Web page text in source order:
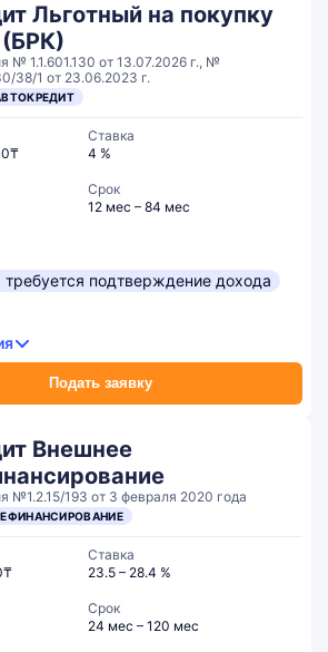
Льготный на покупку
(БРК)
№ 1.1.601.130 от 13.07.2026 г., №
38/1 от 23.06.2023 г.
Подать заявку
Ставка
4 %
Срок
12 мес – 84 мес
требуется подтверждение дохода
Внешнее
№1.2.15/193 от 3 февраля 2020 года
Ставка
23.5 – 28.4 %
Срок
24 мес – 120 мес